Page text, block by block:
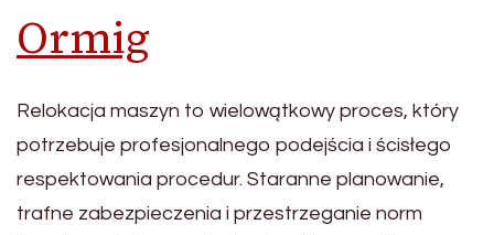
Ormig
Relokacja maszyn to wielowątkowy proces, który
potrzebuje profesjonalnego podejścia i ścisłego
respektowania procedur. Staranne planowanie,
trafne zabezpieczenia i przestrzeganie norm